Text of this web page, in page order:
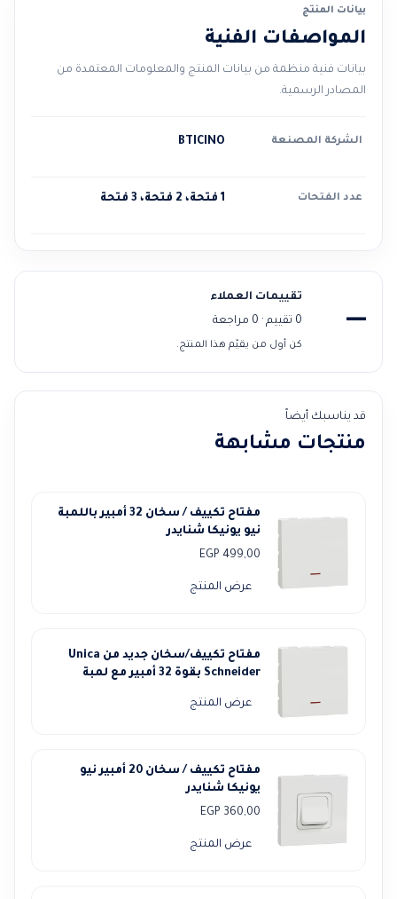
بيانات المنتج
المواصفات الفنية
بيانات فنية منظمة من بيانات المنتج والمعلومات المعتمدة من
المصادر الرسمية.
الشركة المصنعة BTICINO
عدد الفتحات 1 فتحة، 2 فتحة، 3 فتحة
—
تقييمات العملاء
0 تقييم · 0 مراجعة
كن أول من يقيّم هذا المنتج.
قد يناسبك أيضاً
منتجات مشابهة
مفتاح تكييف / سخان 32 أمبير باللمبة
نيو يونيكا شنايدر
499,00
EGP
عرض المنتج
مفتاح تكييف/سخان جديد من Unica
Schneider بقوة 32 أمبير مع لمبة
عرض المنتج
مفتاح تكييف / سخان 20 أمبير نيو
يونيكا شنايدر
360,00
EGP
عرض المنتج